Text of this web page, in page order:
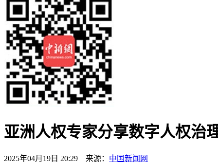
亚洲人权专家分享数字人权治
2025年04月19日 20:29 来源： 中国新闻网